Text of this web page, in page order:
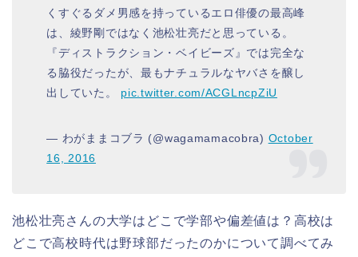
くすぐるダメ男感を持っているエロ俳優の最高峰
は、綾野剛ではなく池松壮亮だと思っている。
『ディストラクション・ベイビーズ』では完全な
る脇役だったが、最もナチュラルなヤバさを醸し
出していた。 pic.twitter.com/ACGLncpZiU
— わがままコブラ (@wagamamacobra) October
16, 2016
池松壮亮さんの大学はどこで学部や偏差値は？高校は
どこで高校時代は野球部だったのかについて調べてみ